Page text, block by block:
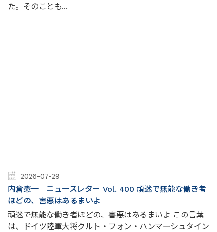
た。そのことも...
2026-07-29
内倉憲一 ニュースレター Vol. 400 頑迷で無能な働き者
ほどの、害悪はあるまいよ
頑迷で無能な働き者ほどの、害悪はあるまいよ この言葉
は、ドイツ陸軍大将クルト・フォン・ハンマーシュタイン